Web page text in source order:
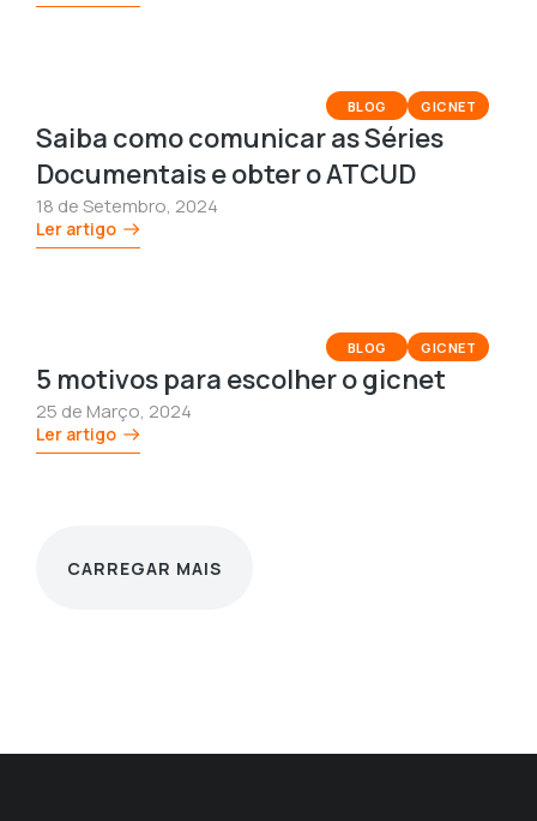
BLOG GICNET
Saiba como comunicar as Séries
Documentais e obter o ATCUD
18 de Setembro, 2024
Ler artigo
BLOG GICNET
5 motivos para escolher o gicnet
25 de Março, 2024
Ler artigo
CARREGAR MAIS